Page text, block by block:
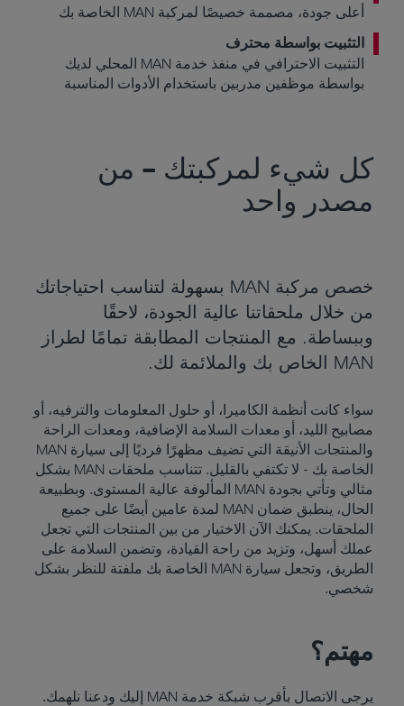
أعلى جودة، مصممة خصيصًا لمركبة MAN الخاصة بك
التثبيت بواسطة محترف
التثبيت الاحترافي في منفذ خدمة MAN المحلي لديك
بواسطة موظفين مدربين باستخدام الأدوات المناسبة
كل شيء لمركبتك – من
مصدر واحد
خصص مركبة MAN بسهولة لتناسب احتياجاتك
من خلال ملحقاتنا عالية الجودة، لاحقًا
وببساطة. مع المنتجات المطابقة تمامًا لطراز
MAN الخاص بك والملائمة لك.
سواء كانت أنظمة الكاميرا، أو حلول المعلومات والترفيه، أو
مصابيح الليد، أو معدات السلامة الإضافية، ومعدات الراحة
والمنتجات الأنيقة التي تضيف مظهرًا فرديًا إلى سيارة MAN
الخاصة بك - لا تكتفي بالقليل. تتناسب ملحقات MAN بشكل
مثالي وتأتي بجودة MAN المألوفة عالية المستوى. وبطبيعة
الحال، ينطبق ضمان MAN لمدة عامين أيضًا على جميع
الملحقات. يمكنك الآن الاختيار من بين المنتجات التي تجعل
عملك أسهل، وتزيد من راحة القيادة، وتضمن السلامة على
الطريق، وتجعل سيارة MAN الخاصة بك ملفتة للنظر بشكل
شخصي.
مهتم؟
يرجى الاتصال بأقرب شبكة خدمة MAN إليك ودعنا نلهمك.